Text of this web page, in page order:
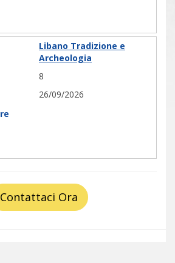
Libano Tradizione e
Archeologia
8
26/09/2026
Contattaci Ora